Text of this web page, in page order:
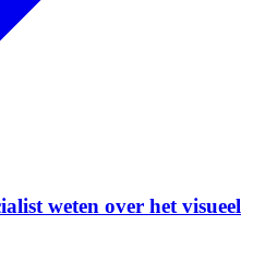
weten over het visueel